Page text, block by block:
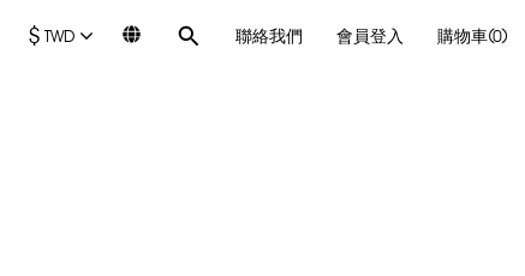
$ TWD 聯絡我們 會員登入 購物車(0)